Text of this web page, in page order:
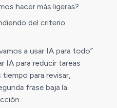
hacer más ligeras?
del criterio
a usar IA para todo”
IA para reducir tareas
para revisar,
frase baja la